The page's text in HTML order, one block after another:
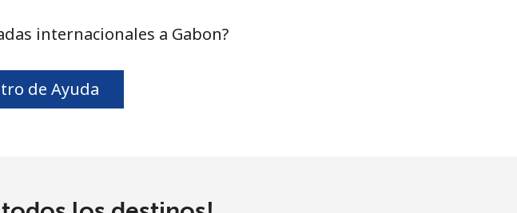
31 min por ⁦$10⁩
internacionales a Gabon?
de Ayuda